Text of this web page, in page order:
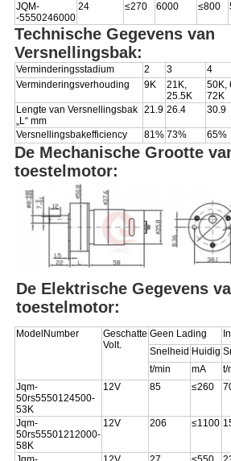
JQM-
-5550246000
24 ≤270 6000 ≤800
Technische Gegevens van
Versnellingsbak:
Verminderingsstadium 2 3 4
Verminderingsverhouding
9K
21K,
25.5K
50K,
72K
Lengte van Versnellingsbak
„L“ mm
21.9 26.4 30.9
Versnellingsbakefficiency 81% 73% 65%
De Mechanische Grootte
toestelmotor:
De Elektrische Gegevens
toestelmotor:
ModelNumber
Geschatte
Volt.
Geen Lading
Snelheid Huidig
t/min
mA t/
Jqm-
50rs5550124500-
53K
12V 85 ≤260
Jqm-
50rs55501212000-
58K
12V 206 ≤1100